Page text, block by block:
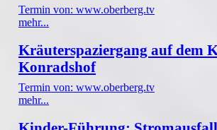
Termin von: www.oberberg.tv
mehr...
Kräuterspaziergang auf dem
Konradshof
Termin von: www.oberberg.tv
mehr...